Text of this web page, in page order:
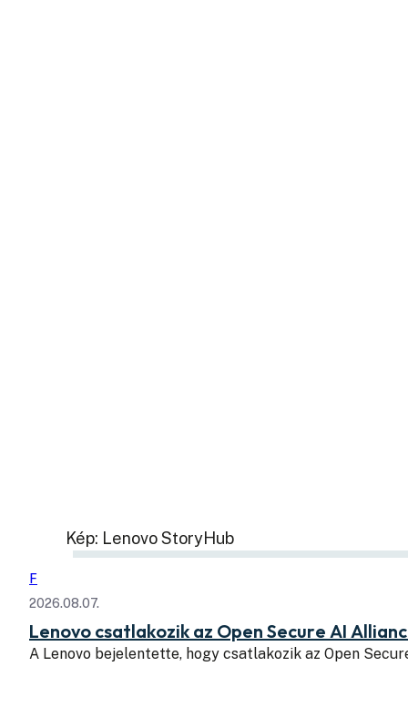
Kép: Lenovo StoryHub
F
2026.08.07.
Lenovo csatlakozik az Open Secure AI
A Lenovo bejelentette, hogy csatlakozik az Open